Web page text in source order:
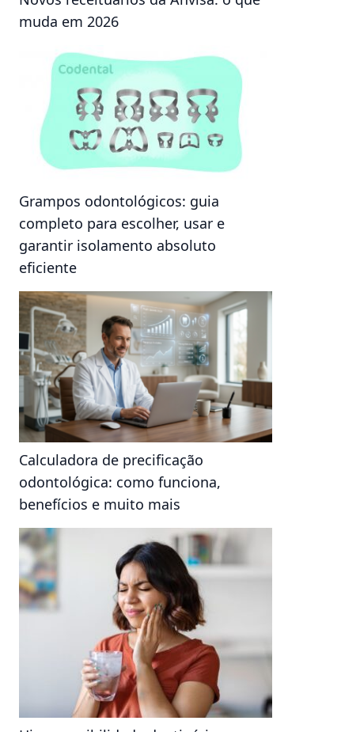
muda em 2026
Grampos odontológicos: guia
completo para escolher, usar e
garantir isolamento absoluto
eficiente
Calculadora de precificação
odontológica: como funciona,
benefícios e muito mais